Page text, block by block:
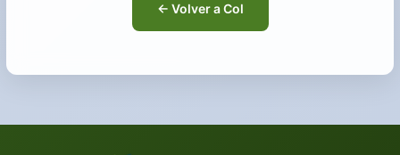
← Volver a Col